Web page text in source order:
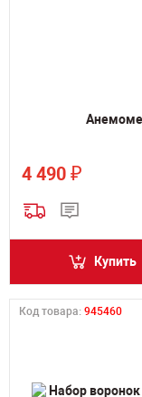
4 490 ₽
Купить
Код товара: 945460